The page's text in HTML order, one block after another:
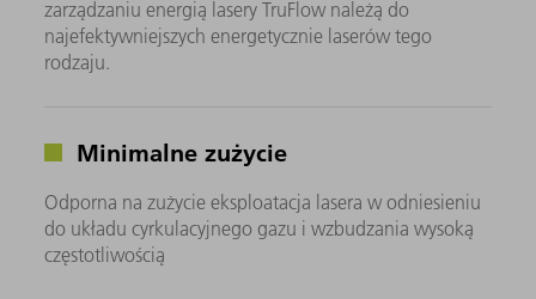
zarządzaniu energią lasery TruFlow należą do
najefektywniejszych energetycznie laserów tego
rodzaju.
Minimalne zużycie
Odporna na zużycie eksploatacja lasera w odniesieniu
do układu cyrkulacyjnego gazu i wzbudzania wysoką
częstotliwością